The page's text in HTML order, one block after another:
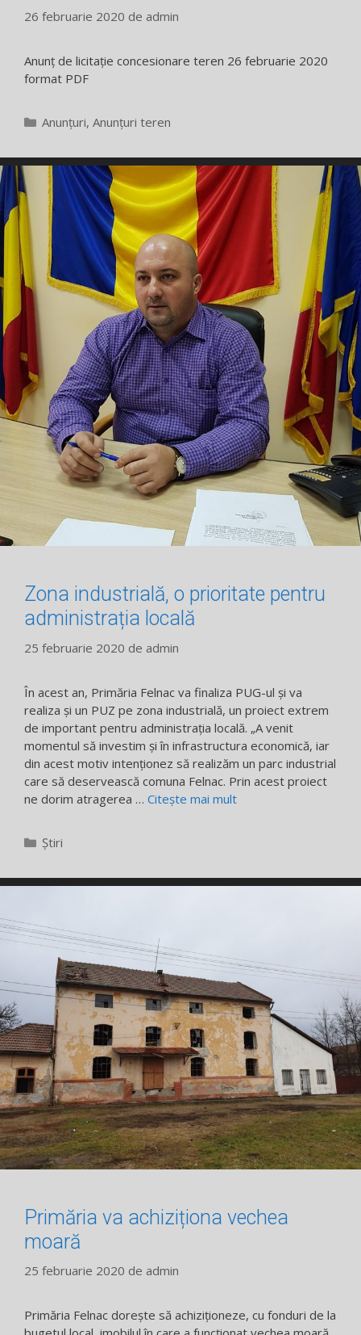
26 februarie 2020 de admin
Anunț de licitație concesionare teren 26 februarie 2020
format PDF
Categorii
Anunțuri, Anunțuri teren
Zona industrială, o prioritate pentru
administrația locală
25 februarie 2020 de admin
În acest an, Primăria Felnac va finaliza PUG-ul și va
realiza și un PUZ pe zona industrială, un proiect extrem
de important pentru administrația locală. „A venit
momentul să investim și în infrastructura economică, iar
din acest motiv intenționez să realizăm un parc industrial
care să deservească comuna Felnac. Prin acest proiect
ne dorim atragerea … Citește mai mult
Categorii
Știri
Primăria va achiziționa vechea
moară
25 februarie 2020 de admin
Primăria Felnac dorește să achiziționeze, cu fonduri de la